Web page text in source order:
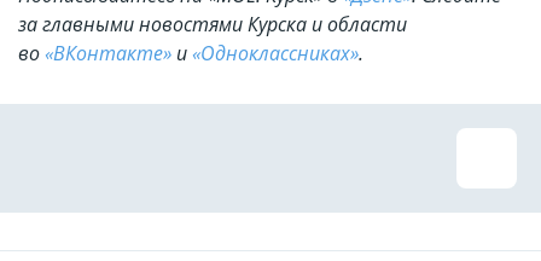
за главными новостями Курска и области
во«ВКонтакте» и«Одноклассниках».